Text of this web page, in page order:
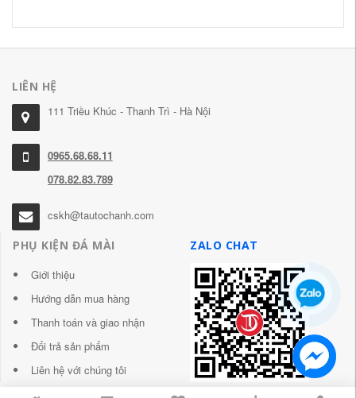
LIÊN HỆ
111 Triều Khúc - Thanh Trì - Hà Nội
0965.68.68.11
078.82.83.789
cskh@tautochanh.com
PHỤ KIỆN ĐÁ MÀI
Giới thiệu
Hướng dẫn mua hàng
Thanh toán và giao nhận
Đổi trả sản phẩm
Liên hệ với chúng tôi
ZALO CHAT